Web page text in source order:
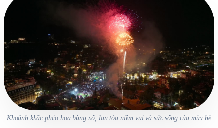
Khoảnh khắc pháo hoa bùng nổ, lan tỏa niềm vui và sức sống của mùa hè